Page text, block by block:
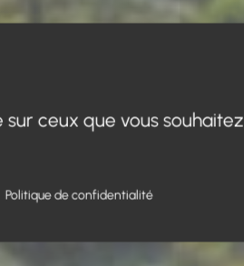
ceux que vous souhaitez
Politique de confidentialité